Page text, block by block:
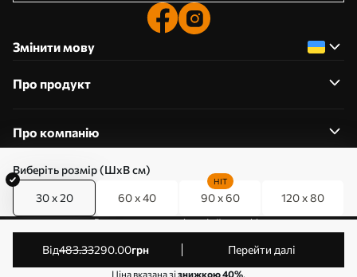
Виберіть розмір (ШхВ см)
30 x 20 60 x 40 90 x 60
HIT
120 x 80
від483.33290.00грн Перейти далі
Ціна вказана зізнижкою 40%.
Змінити мову
Про продукт
Про компанію
0800357223
Редагування дозволів на файли cookie
© 2011-2026 Art-holst. Усі права захищені. Власник:
ТОВ “КЛЄВЄР”. Код ЄДРПОУ: 31780602.